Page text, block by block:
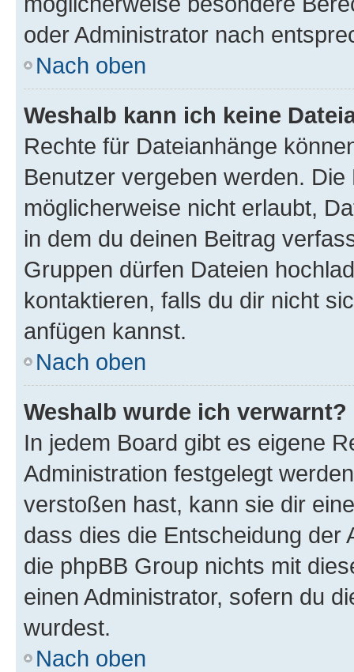
oder Administrator nach
Nach oben
Weshalb kann ich keine
Rechte für Dateianhänge
Benutzer vergeben werden.
möglicherweise nicht erlaubt,
in dem du deinen Beitrag
Gruppen dürfen Dateien
kontaktieren, falls du dir nicht
anfügen kannst.
Nach oben
Weshalb wurde ich verwarnt?
In jedem Board gibt es eigene
Administration festgelegt
verstoßen hast, kann sie dir
dass dies die Entscheidung der
die phpBB Group nichts mit
einen Administrator, sofern du
wurdest.
Nach oben